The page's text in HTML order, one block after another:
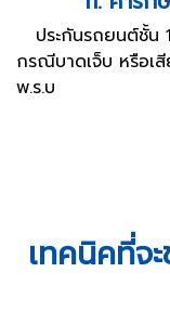
ประกันรถยนต์ชั้น
กรณีบาดเจ็บ หรือเ
พ.ร.บ
เทคนิคที่จ